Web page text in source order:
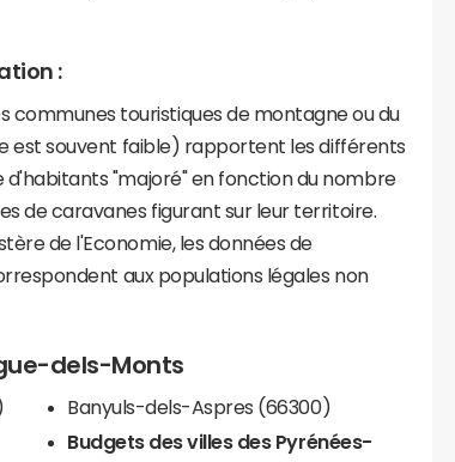
:
touristiques de montagne ou du
est souvent faible) rapportent les différents
"majoré" en fonction du nombre
de caravanes figurant sur leur territoire.
de l'Economie, les données de
aux populations légales non
dels-Monts
Banyuls-dels-Aspres (66300)
Budgets des villes des Pyrénées-